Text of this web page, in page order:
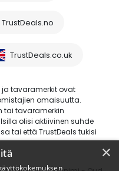
TrustDeals.no
TrustDeals.co.uk
tavaramerkit ovat
omaisuutta.
tai tavaramerkin
olisi aktiivinen suhde
tai että TrustDeals tukisi
×